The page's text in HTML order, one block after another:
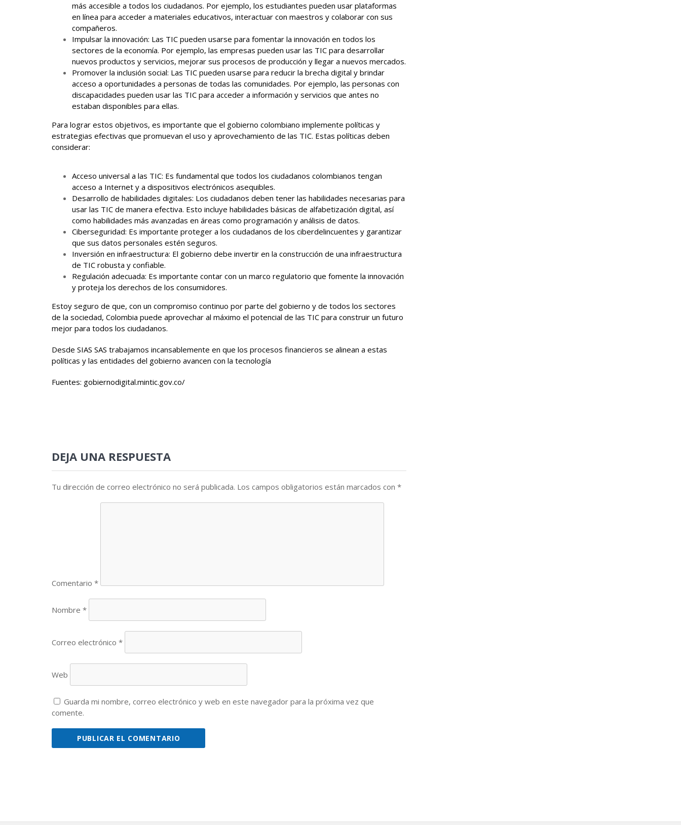
más accesible a todos los ciudadanos. Por ejemplo, los estudiantes pueden usar plataformas
en línea para acceder a materiales educativos, interactuar con maestros y colaborar con sus
compañeros.
Impulsar la innovación: Las TIC pueden usarse para fomentar la innovación en todos los
sectores de la economía. Por ejemplo, las empresas pueden usar las TIC para desarrollar
nuevos productos y servicios, mejorar sus procesos de producción y llegar a nuevos mercados.
Promover la inclusión social: Las TIC pueden usarse para reducir la brecha digital y brindar
acceso a oportunidades a personas de todas las comunidades. Por ejemplo, las personas con
discapacidades pueden usar las TIC para acceder a información y servicios que antes no
estaban disponibles para ellas.
Para lograr estos objetivos, es importante que el gobierno colombiano implemente políticas y
estrategias efectivas que promuevan el uso y aprovechamiento de las TIC. Estas políticas deben
considerar:
Acceso universal a las TIC: Es fundamental que todos los ciudadanos colombianos tengan
acceso a Internet y a dispositivos electrónicos asequibles.
Desarrollo de habilidades digitales: Los ciudadanos deben tener las habilidades necesarias para
usar las TIC de manera efectiva. Esto incluye habilidades básicas de alfabetización digital, así
como habilidades más avanzadas en áreas como programación y análisis de datos.
Ciberseguridad: Es importante proteger a los ciudadanos de los ciberdelincuentes y garantizar
que sus datos personales estén seguros.
Inversión en infraestructura: El gobierno debe invertir en la construcción de una infraestructura
de TIC robusta y confiable.
Regulación adecuada: Es importante contar con un marco regulatorio que fomente la innovación
y proteja los derechos de los consumidores.
Estoy seguro de que, con un compromiso continuo por parte del gobierno y de todos los sectores
de la sociedad, Colombia puede aprovechar al máximo el potencial de las TIC para construir un futuro
mejor para todos los ciudadanos.
Desde SIAS SAS trabajamos incansablemente en que los procesos financieros se alinean a estas
políticas y las entidades del gobierno avancen con la tecnología
Fuentes: gobiernodigital.mintic.gov.co/
DEJA UNA RESPUESTA
Tu dirección de correo electrónico no será publicada. Los campos obligatorios están marcados con *
Comentario *
Nombre *
Correo electrónico *
Web
Guarda mi nombre, correo electrónico y web en este navegador para la próxima vez que
comente.